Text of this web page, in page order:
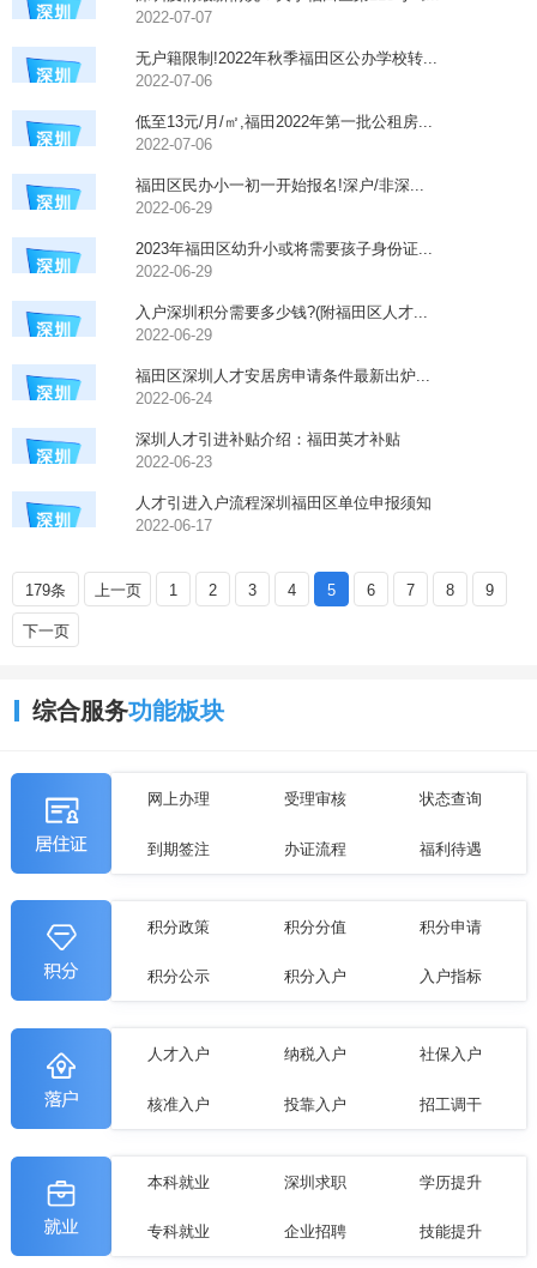
2022-07-07
无户籍限制!2022年秋季福田区公办学校转...
2022-07-06
低至13元/月/㎡,福田2022年第一批公租房...
2022-07-06
福田区民办小一初一开始报名!深户/非深...
2022-06-29
2023年福田区幼升小或将需要孩子身份证...
2022-06-29
入户深圳积分需要多少钱?(附福田区人才...
2022-06-29
福田区深圳人才安居房申请条件最新出炉...
2022-06-24
深圳人才引进补贴介绍：福田英才补贴
2022-06-23
人才引进入户流程深圳福田区单位申报须知
2022-06-17
179条 上一页 1 2 3 4 5 6 7 8 9
下一页
综合服务功能板块
网上办理 受理审核 状态查询
到期签注 办证流程 福利待遇
积分政策 积分分值 积分申请
积分公示 积分入户 入户指标
人才入户 纳税入户 社保入户
核准入户 投靠入户 招工调干
本科就业 深圳求职 学历提升
专科就业 企业招聘 技能提升